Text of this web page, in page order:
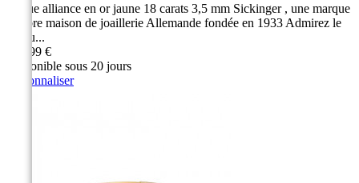
Bague alliance en or jaune 18 carats 3,5 mm Sickinger , une marque
célèbre maison de joaillerie Allemande fondée en 1933 Admirez le
rendu...
999,99 €
Disponible sous 20 jours
Personnaliser